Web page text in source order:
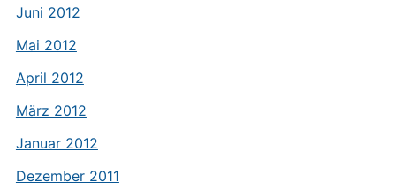
Juni 2012
Mai 2012
April 2012
März 2012
Januar 2012
Dezember 2011